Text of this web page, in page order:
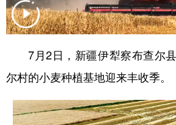
辽宁 吉林 上
四川 贵州 云
7月2日，新疆伊犁察布查尔
尔村的小麦种植基地迎来丰收季。